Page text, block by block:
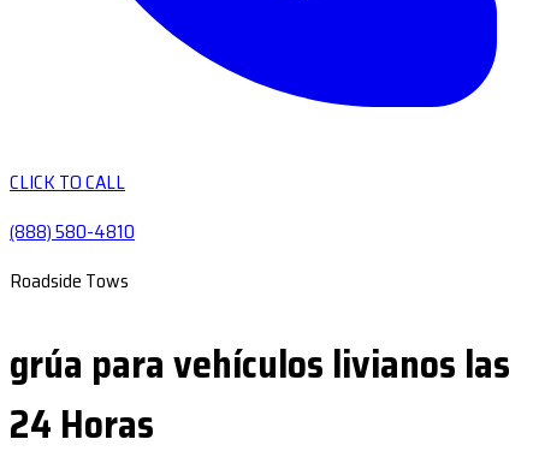
CLICK TO CALL
(888) 580-4810
Roadside Tows
grúa para vehículos livianos las
24 Horas